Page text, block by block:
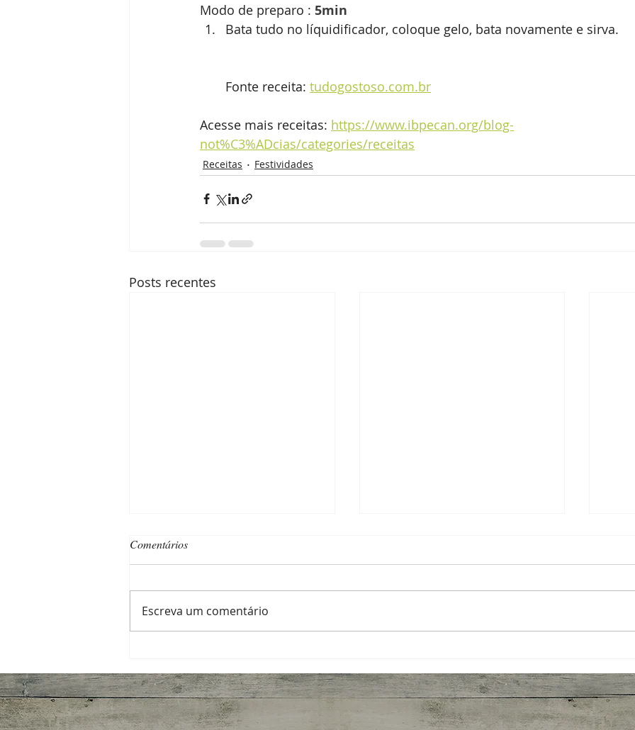
Modo de preparo : 5min
Bata tudo no líquidificador, coloque gelo, bata novamente e sirva.
Fonte receita: tudogostoso.com.br
Acesse mais receitas: https://www.ibpecan.org/blog-
not%C3%ADcias/categories/receitas
Receitas Festividades
Posts recentes
fácil e deliciosa
prosperidade para 2025!
Comentários
Escreva um comentário